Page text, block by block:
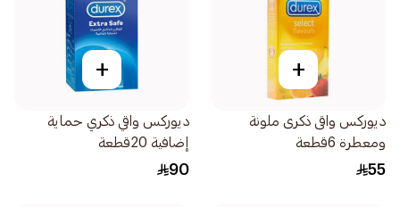
+
ديوركس واقى ذكرى ملونة
ومعطرة 6قطعة
55
+
ديوركس واقي ذكري حماية
إضافية 20قطعة
90